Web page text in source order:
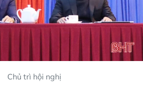
Chủ trì hội nghị